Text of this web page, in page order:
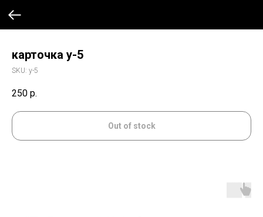
карточка у-5
SKU: у-5
250 р.
Out of stock